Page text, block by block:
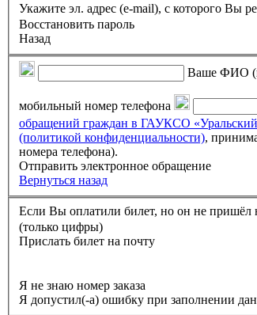
Укажите эл. адрес (e-mail), с которого Вы
Восстановить пароль
Назад
Ваше ФИО
мобильный номер телефона
обращений граждан в ГАУКСО «Уральский
(политикой конфиденциальности), принимаю её, и даю своё согласие на обработку своих персональных данных (фамилии, имени, отчества, адреса электронной почты, контактного
номера телефона).
Отправить электронное обращение
Вернуться назад
(только цифры)
Прислать билет на почту
Я не знаю номер заказа
Я допустил(-а) ошибку при заполнении